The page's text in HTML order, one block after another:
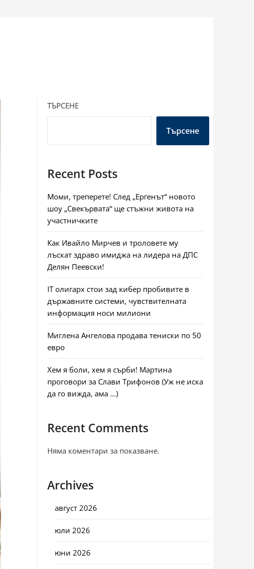
ТЪРСЕНЕ
Търсене
Recent Posts
Моми, треперете! След „Ергенът“ новото
шоу „Свекървата“ ще стъжни живота на
участничките
Как Ивайло Мирчев и троловете му
лъскат здраво имиджа на лидера на ДПС
Делян Пеевски!
IT олигарх стои зад кибер пробивите в
държавните системи, чувствителната
информация носи милиони
Миглена Ангелова продава тениски по 50
евро
Хем я боли, хем я сърби! Мартина
проговори за Слави Трифонов (Уж не иска
да го вижда, ама …)
Recent Comments
Няма коментари за показване.
Archives
август 2026
юли 2026
юни 2026